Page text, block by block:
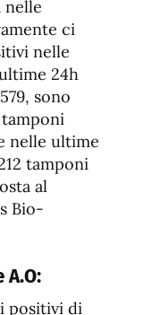
nelle
ci
nelle
24h
sono
nelle ultime
tamponi
al
Bio-
A.O:
positivi di